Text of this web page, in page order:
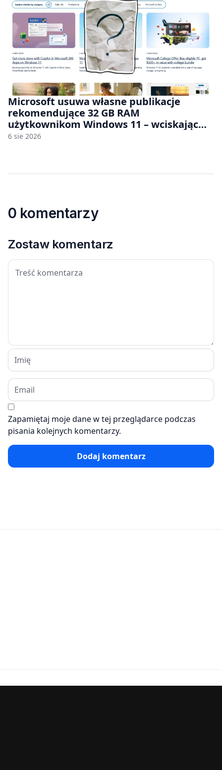
Microsoft usuwa własne publikacje
rekomendujące 32 GB RAM
użytkownikom Windows 11 – wciskając
nam przy tym komputery z 8 GB RAM po
6 sie 2026
0 komentarzy
Zostaw komentarz
Zapamiętaj moje dane w tej przeglądarce podczas
pisania kolejnych komentarzy.
Dodaj komentarz